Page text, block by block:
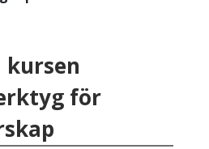
kursen
för